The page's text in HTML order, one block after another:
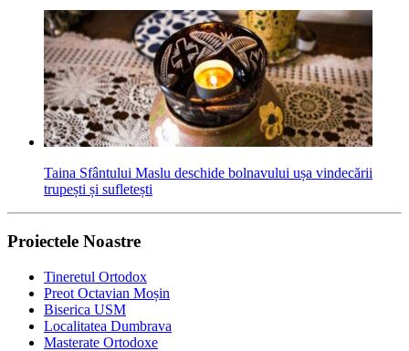
Taina Sfântului Maslu deschide bolnavului ușa vindecării
trupești și sufletești
Proiectele Noastre
Tineretul Ortodox
Preot Octavian Moșin
Biserica USM
Localitatea Dumbrava
Masterate Ortodoxe